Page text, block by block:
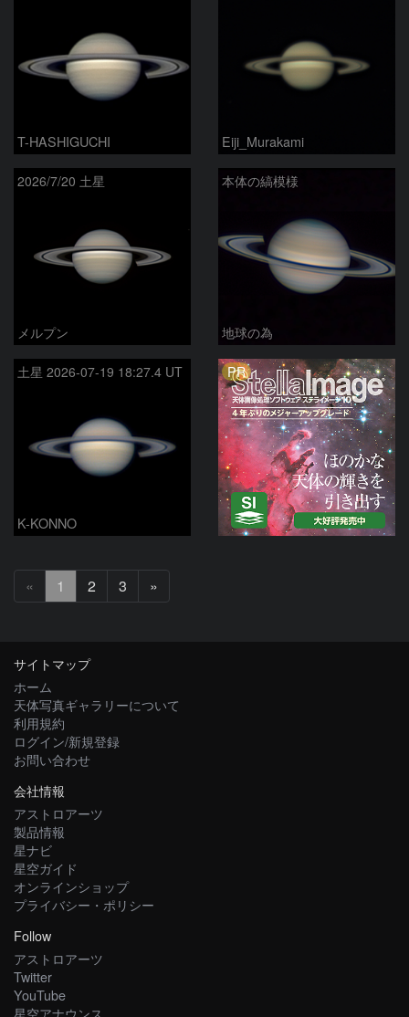
T-HASHIGUCHI Eiji_Murakami
2026/7/20 土星
メルプン
本体の縞模様
地球の為
土星 2026-07-19 18:27.4 UT
K-KONNO
PR
« 1 2 3 »
へ
サイトマップ
ホーム
天体写真ギャラリーについて
利用規約
ログイン/新規登録
お問い合わせ
会社情報
アストロアーツ
製品情報
星ナビ
星空ガイド
オンラインショップ
プライバシー・ポリシー
Follow
アストロアーツ
Twitter
YouTube
星空アナウンス